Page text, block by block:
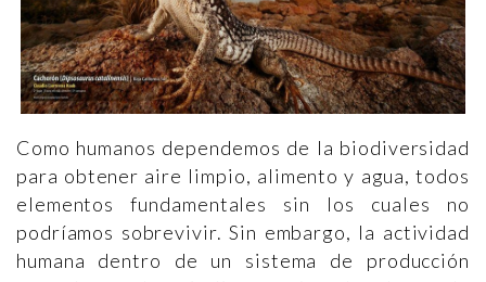
Como humanos dependemos de la biodiversidad
para obtener aire limpio, alimento y agua, todos
elementos fundamentales sin los cuales no
podríamos sobrevivir. Sin embargo, la actividad
humana dentro de un sistema de producción